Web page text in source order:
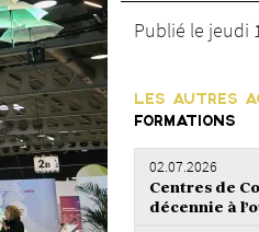
Publié le jeudi
LES AUTRES
FORMATIONS
02.07.2026
Centres de
décennie à